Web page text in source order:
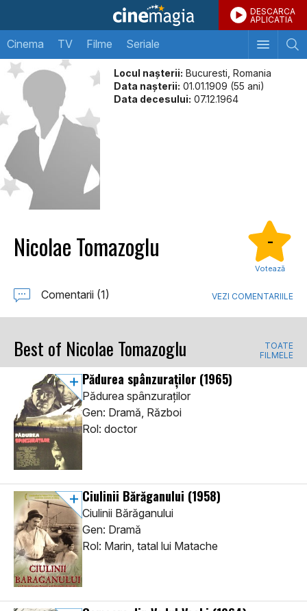
DESCARCA
APLICATIA
Cinema TV Filme Seriale
Locul naşterii: Bucuresti, Romania
Data naşterii: 01.01.1909 (55 ani)
Data decesului: 07.12.1964
Nicolae Tomazoglu -
Votează
Comentarii (1) VEZI COMENTARIILE
Best of Nicolae Tomazoglu
TOATE
FILMELE
Pădurea spânzuraților (1965)
Pădurea spânzuraților
Gen: Dramă, Război
Rol: doctor
Ciulinii Bărăganului (1958)
Ciulinii Bărăganului
Gen: Dramă
Rol: Marin, tatal lui Matache